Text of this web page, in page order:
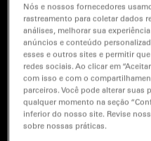
Nós e nossos fornecedores
rastreamento para coletar dados
análises, melhorar sua
anúncios e conteúdo
esses e outros sites e permitir
redes sociais. Ao clicar em
com isso e com o
parceiros. Você pode alterar
qualquer momento na seção
inferior do nosso site. Revise
sobre nossas práticas.